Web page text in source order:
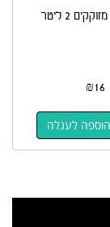
2 ליטר
₪16
הוספה לעגלה